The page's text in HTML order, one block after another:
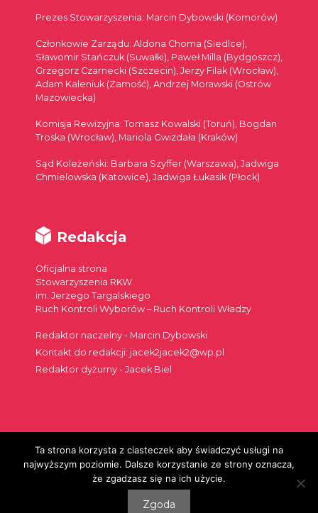
Prezes Stowarzyszenia: Marcin Dybowski (Komorów)
Członkowie Zarządu: Aldona Choma (Siedlce),
Sławomir Stańczuk (Suwałki), Paweł Milla (Bydgoszcz),
Grzegorz Czarnecki (Szczecin), Jerzy Filak (Wrocław),
Adam Kaleniuk (Zamość), Andrzej Morawski (Ostrów
Mazowiecka)
Komisja Rewizyjna: Tomasz Kowalski (Toruń), Bogdan
Troska (Wrocław), Mariola Gwizdała (Kraków)
Sąd Koleżeński: Barbara Szyffer (Warszawa), Jadwiga
Chmielowska (Katowice), Jadwiga Łukasik (Płock)
Redakcja
Oficjalna strona
Stowarzyszenia RKW
im. Jerzego Targalskiego
Ruch Kontroli Wyborów – Ruch Kontroli Władzy
Redaktor naczelny - Marcin Dybowski
Kontakt do redakcji: jacek2jacek2@wp.pl
Redaktor dyżurny - Jacek Biel
Szukaj:
Ta strona korzysta z ciasteczek aby świadczyć usługi na
najwyższym poziomie. Dalsze korzystanie ze strony oznacza,
że zgadzasz się na ich użycie.
Zgoda